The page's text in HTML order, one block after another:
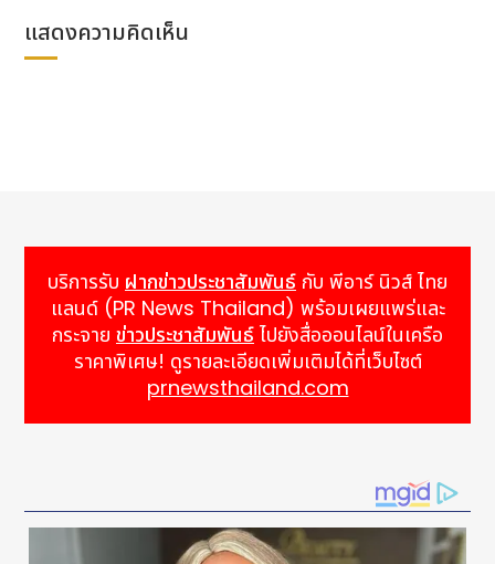
ได้ร่วมแบ่งปันวิสัยทัศน์เชิงกลยุทธ์ของ ZTE ที่มีต่อ
Agentic AIผ่านการเสวนาในหัวข้อ "AI จะช่วยคุณได้
อย่างไร Agentic AI และประสบการณ์ลูกค้า" (How
องค์กรต่างๆ เตรียมความพร้อมรับมือกับยุคแห่ง
Agentic AI ตั้งแต่วันนี้
คำถามที่ 1: ปูพื้นฐาน – Agentic AI ส่งผลกระทบต่อ
ประสบการณ์ลูกค้าในภาคธุรกิจของคุณอย่างไร
Agentic AI กำลังกำหนดนิยามประสบการณ์ผู้ใช้ใหม่
ทั้งหมด ไม่ใช่แค่เรื่องของการออกแบบ UI เท่านั้น แต่
เข้าสู่ 4 พื้นที่หลัก ได้แก่ เครือข่าย การประมวลผล ที่อยู่
อาศัย และอุปกรณ์ส่วนบุคคลผ่านกลยุทธ์ "AI สำหรับทุก
คน" (AI for All) ของบริษัท
แสดงความคิดเห็น
บริการรับ ฝากข่าวประชาสัมพันธ์ กับ พีอาร์ นิวส์ ไทย
แลนด์ (PR News Thailand) พร้อมเผยแพร่และ
กระจาย ข่าวประชาสัมพันธ์ ไปยังสื่อออนไลน์ในเครือ
ราคาพิเศษ! ดูรายละเอียดเพิ่มเติมได้ที่เว็บไซต์
prnewsthailand.com